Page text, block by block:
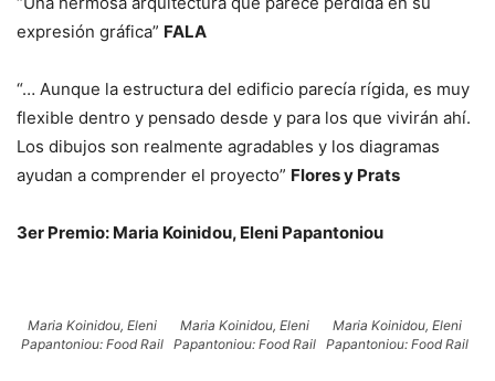
expresión gráfica” FALA
“… Aunque la estructura del edificio parecía rígida, es muy
flexible dentro y pensado desde y para los que vivirán ahí.
Los dibujos son realmente agradables y los diagramas
ayudan a comprender el proyecto” Flores y Prats
3er Premio: Maria Koinidou, Eleni Papantoniou
Maria Koinidou, Eleni
Papantoniou: Food Rail
Maria Koinidou, Eleni
Papantoniou: Food Rail
Maria Koinidou, Eleni
Papantoniou: Food Rail